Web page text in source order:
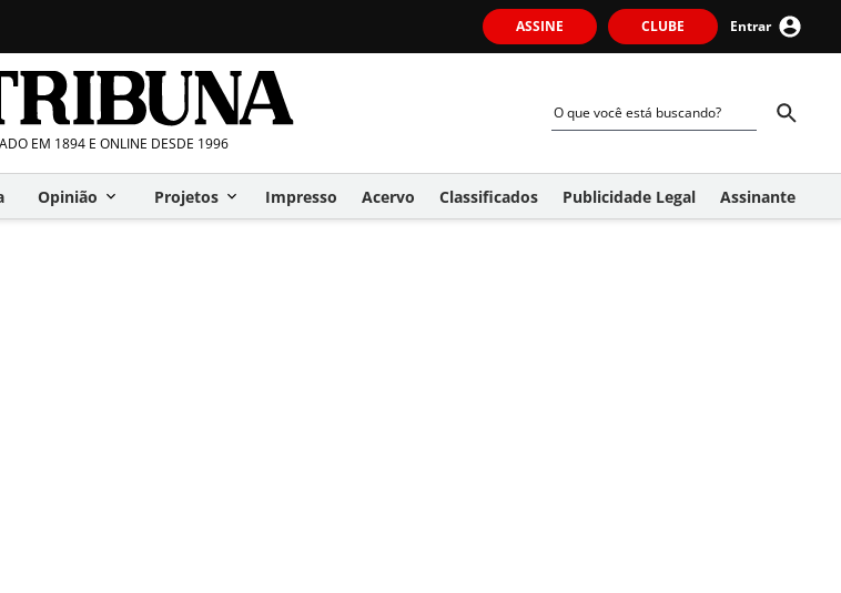
ASSINE CLUBE Entrar
EM 1894 E ONLINE DESDE 1996
Opinião Projetos Impresso Acervo Classificados Publicidade Legal Assinante